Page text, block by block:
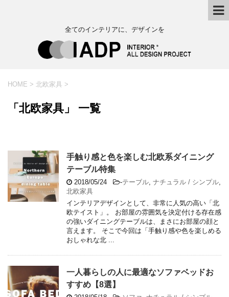
全てのインテリアに、デザインを
HOME > 北欧家具 >
「北欧家具」 一覧
手触り感と色を楽しむ北欧系ダイニング
テーブル特集
2018/05/24 -テーブル, ナチュラル / シンプル,
北欧家具
インテリアデザインとして、非常に人気の高い「北
欧テイスト」。 お部屋の雰囲気を決定付ける存在感
の強いダイニングテーブルは、まさにお部屋の顔と
言えます。 そこで今回は「手触り感や色を楽しめる
おしゃれな北 ...
一人暮らしの人に最適なソファベッドお
すすめ【8選】